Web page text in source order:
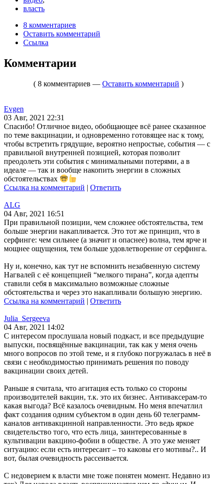
власть
8 комментариев
Оставить комментарий
Ссылка
Комментарии
( 8 комментариев — Оставить комментарий )
Evgen
03 Авг, 2021 22:31
Спасибо! Отличное видео, обобщающее всё ранее сказанное
по теме вакцинации, и одновременно готовящее нас к тому,
чтобы встретить грядущие, вероятно непростые, события — с
правильной внутренней позицией, которая позволит
преодолеть эти события с минимальными потерями, а в
идеале — так и вообще накопить энергии в сложных
обстоятельствах
Ссылка на комментарий | Ответить
ALG
04 Авг, 2021 16:51
При правильной позиции, чем сложнее обстоятельства, тем
больше энергии накапливается. Это тот же принцип, что в
серфинге: чем сильнее (а значит и опаснее) волна, тем ярче и
мощнее ощущения, тем больше удовлетворение от серфинга.
Ну и, конечно, как тут не вспомнить незабвенную систему
Нагвалей с её концепцией “мелкого тирана”, когда адепты
ставили себя в максимально возможные сложные
обстоятельства и через это накапливали большую энергию.
Ссылка на комментарий | Ответить
Julia_Sergeeva
04 Авг, 2021 14:02
С интересом прослушала новый подкаст, и все предыдущие
выпуски, посвящённые вакцинации, так как у меня очень
много вопросов по этой теме, и я глубоко погружалась в неё в
связи с необходимостью принимать решения по поводу
вакцинации своих детей.
Раньше я считала, что агитация есть только со стороны
производителей вакцин, т.к. это их бизнес. Антиваксерам-то
какая выгода? Всё казалось очевидным. Но меня впечатлил
факт создания одним субъектом в один день 60 телеграмм-
каналов антивакцинной направленности. Это ведь яркое
свидетельство того, что есть лица, заинтересованные в
культивации вакцино-фобии в обществе. А это уже меняет
ситуацию: если есть интересант – то каковы его мотивы?.. И
вот, былая очевидность рассеивается.
С недоверием к власти мне тоже понятен момент. Недавно из